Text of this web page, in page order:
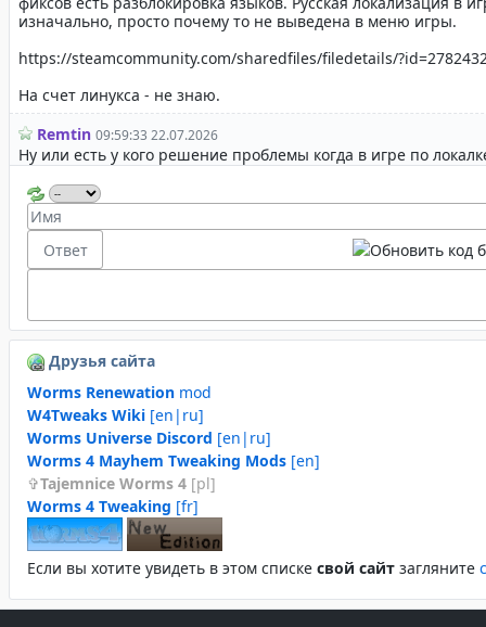
Друзья сайта
Worms Renewation mod
W4Tweaks Wiki [en|ru]
Worms Universe Discord [en|ru]
Worms 4 Mayhem Tweaking Mods [en]
Tajemnice Worms 4 [pl]
Worms 4 Tweaking [fr]
Если вы хотите увидеть в этом спиcке свой сайт загляните